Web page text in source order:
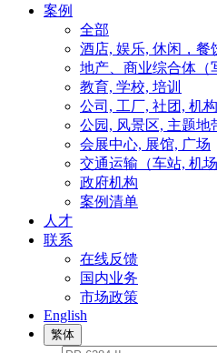
案例
全部
酒店, 娱乐, 休闲，餐
地产、商业综合体（
教育, 学校, 培训
公司, 工厂, 社团, 机构
公园, 风景区, 主题地
会展中心, 展馆, 广场
交通运输（车站, 机场
政府机构
案例清单
人才
联系
在线反馈
国内业务
市场政策
English
繁体